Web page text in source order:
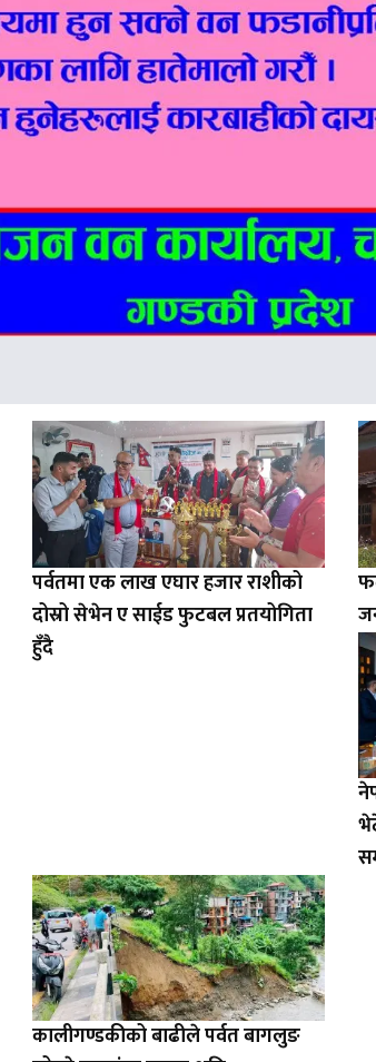
पर्वतमा एक लाख एघार हजार राशीको
दोस्रो सेभेन ए साईड फुटबल प्रतयोगिता
हुँदै
कालीगण्डकीको बाढीले पर्वत बागलुङ